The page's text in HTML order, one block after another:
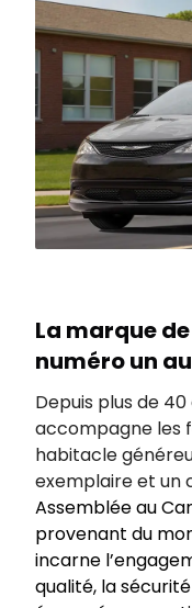
La marque
numéro un
Depuis plus de
accompagne les
habitacle
exemplaire et un
Assemblée au
provenant du
incarne
qualité, la